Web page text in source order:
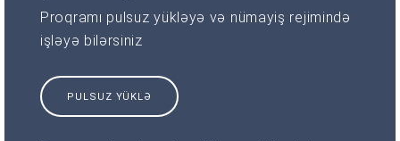
Proqramı pulsuz yükləyə və nümayiş rejimində
işləyə bilərsiniz
PULSUZ YÜKLƏ